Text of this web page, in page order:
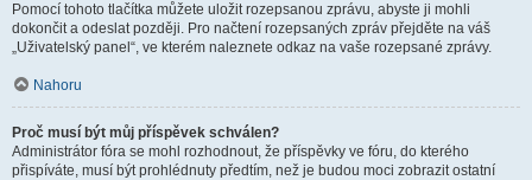
Pomocí tohoto tlačítka můžete uložit rozepsanou zprávu, abyste ji mohli
dokončit a odeslat později. Pro načtení rozepsaných zpráv přejděte na váš
„Uživatelský panel“, ve kterém naleznete odkaz na vaše rozepsané zprávy.
Nahoru
Proč musí být můj příspěvek schválen?
Administrátor fóra se mohl rozhodnout, že příspěvky ve fóru, do kterého
přispíváte, musí být prohlédnuty předtím, než je budou moci zobrazit ostatní